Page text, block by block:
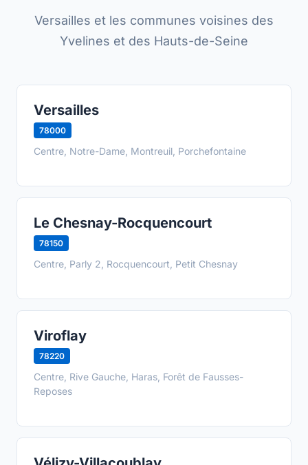
Versailles et les communes voisines des
Yvelines et des Hauts-de-Seine
Versailles
78000
Centre, Notre-Dame, Montreuil, Porchefontaine
Le Chesnay-Rocquencourt
78150
Centre, Parly 2, Rocquencourt, Petit Chesnay
Viroflay
78220
Centre, Rive Gauche, Haras, Forêt de Fausses-
Reposes